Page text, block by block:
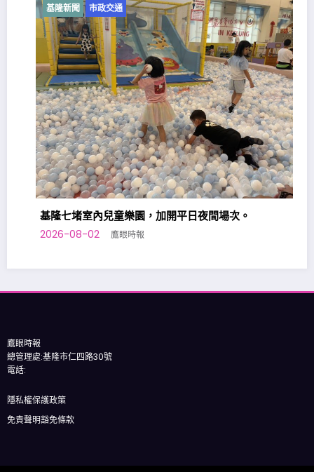
基隆新聞 市政交通
基隆七堵室內兒童樂園，加開平日夜間場次。
2026-08-02 鷹眼時報
鷹眼時報
總管理處:基隆市仁四路30號
電話:
隱私權保護政策
免責聲明豁免條款